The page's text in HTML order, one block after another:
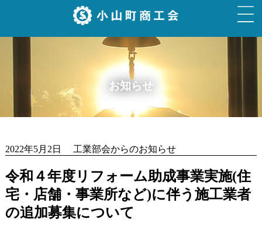
お知らせ
2022年5月2日 工業部会からのお知らせ
令和４年度リフォーム助成事業実施(住
宅・店舗・事業所など)に伴う施工業者
の追加募集について